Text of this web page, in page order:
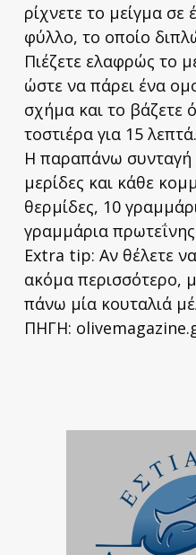
ρίχνετε το μείγμα σε
φύλλο, το οποίο
Πιέζετε ελαφρώς το
ώστε να πάρει ένα
σχήμα και το βάζετε
τοστιέρα για 15 λεπτά.
Η παραπάνω συνταγή
μερίδες και κάθε
θερμίδες, 10
γραμμάρια
Extra tip: Αν θέλετε
ακόμα περισσότερο,
πάνω μία κουταλιά
ΠΗΓΗ: